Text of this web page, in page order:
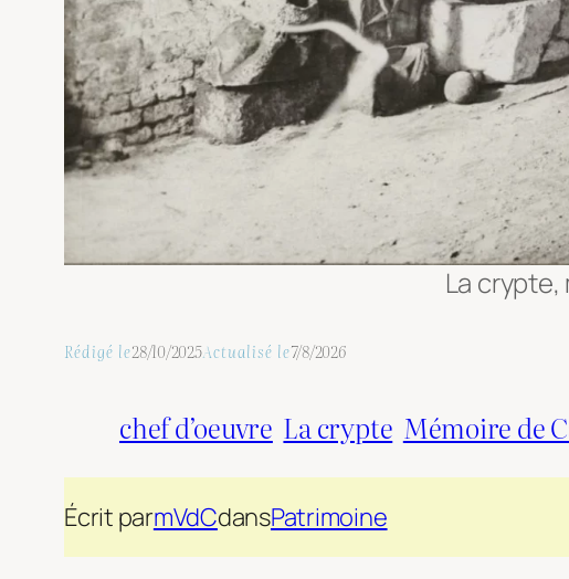
La
Rédigé le28/10/2025Actualisé le7/8/2026
chef d’oeuvre La crypte Mémoire de
Écrit parmVdCdansPatrimoine